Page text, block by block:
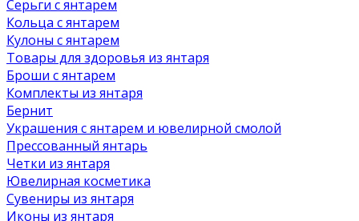
Серьги с янтарем
Кольца с янтарем
Кулоны с янтарем
Товары для здоровья из янтаря
Броши с янтарем
Комплекты из янтаря
Бернит
Украшения с янтарем и ювелирной смолой
Прессованный янтарь
Четки из янтаря
Ювелирная косметика
Сувениры из янтаря
Иконы из янтаря